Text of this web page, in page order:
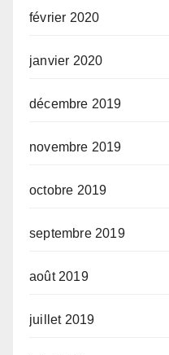
février 2020
janvier 2020
décembre 2019
novembre 2019
octobre 2019
septembre 2019
août 2019
juillet 2019